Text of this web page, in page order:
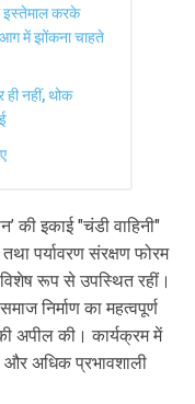
इस्तेमाल करके
में झोंकना चाहते
ही नहीं, थोक
की इकाई "चंडी वाहिनी"
पर्यावरण संरक्षण फोरम
रूप से उपस्थित रहीं।
निर्माण का महत्वपूर्ण
अपील की। कार्यक्रम में
और अधिक प्रभावशाली